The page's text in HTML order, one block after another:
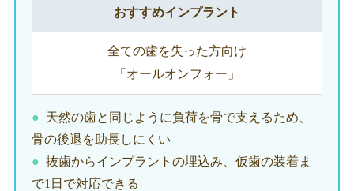
おすすめインプラント
全ての歯を失った方向け
「オールオンフォー」
天然の歯と同じように負荷を骨で支えるため、
骨の後退を助長しにくい
抜歯からインプラントの埋込み、仮歯の装着ま
で1日で対応できる